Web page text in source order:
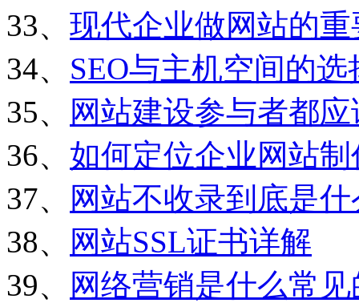
33、 现代企业做网站的重
34、 SEO与主机空间的选
35、
网站建设参与者都
36、 如何定位企业网站
37、
网站不收录到底是
38、
网站SSL证书详解
39、
网络营销是什么常